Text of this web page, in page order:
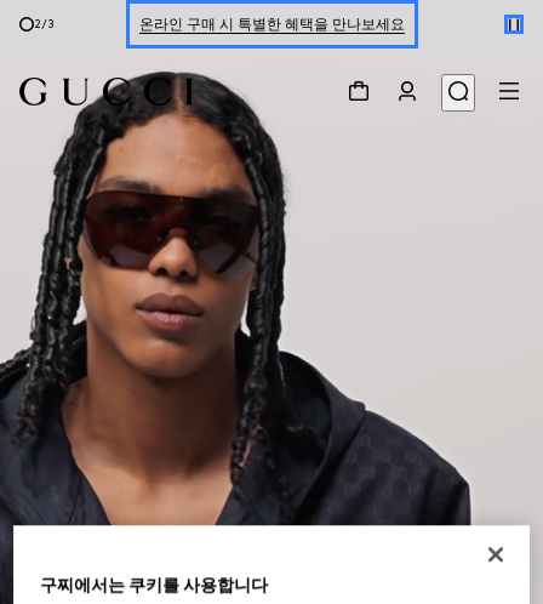
2/3 온라인 구매 시 특별한 혜택을 만나보세요
신세계 강남 팝업 스토어 예약하기 7/30-8/9
한정 기간 만나보는 장기 무이자 할부 서비스
구찌에서는 쿠키를 사용합니다